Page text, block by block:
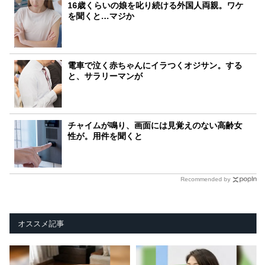
16歳くらいの娘を叱り続ける外国人両親。ワケ
を聞くと…マジか
電車で泣く赤ちゃんにイラつくオジサン。する
と、サラリーマンが
チャイムが鳴り、画面には見覚えのない高齢女
性が。用件を聞くと
Recommended by
オススメ記事